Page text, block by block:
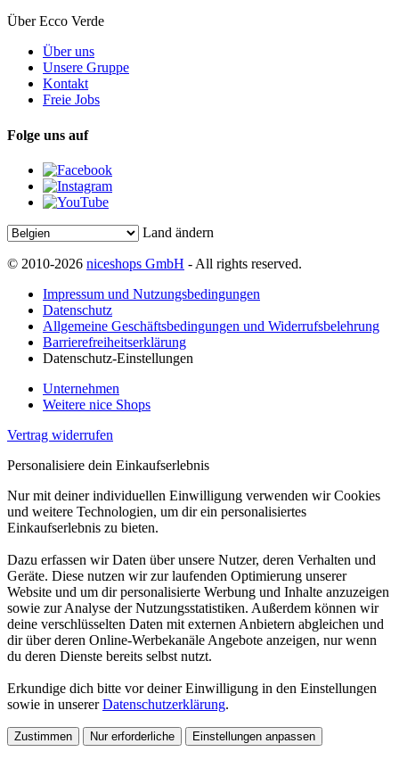
Über Ecco Verde
Über uns
Unsere Gruppe
Kontakt
Freie Jobs
Folge uns auf
Land ändern
© 2010-2026 niceshops GmbH - All rights reserved.
Impressum und Nutzungsbedingungen
Datenschutz
Allgemeine Geschäftsbedingungen und Widerrufsbelehrung
Barrierefreiheitserklärung
Datenschutz-Einstellungen
Unternehmen
Weitere nice Shops
Vertrag widerrufen
Personalisiere dein Einkaufserlebnis
Nur mit deiner individuellen Einwilligung verwenden wir Cookies
und weitere Technologien, um dir ein personalisiertes
Einkaufserlebnis zu bieten.
Dazu erfassen wir Daten über unsere Nutzer, deren Verhalten und
Geräte. Diese nutzen wir zur laufenden Optimierung unserer
Website und um dir personalisierte Werbung und Inhalte anzuzeigen
sowie zur Analyse der Nutzungsstatistiken. Außerdem können wir
deine verschlüsselten Daten mit externen Anbietern abgleichen und
dir über deren Online-Werbekanäle Angebote anzeigen, nur wenn
du deren Dienste bereits selbst nutzt.
Erkundige dich bitte vor deiner Einwilligung in den Einstellungen
sowie in unsererDatenschutzerklärung.
Zustimmen Nur erforderliche Einstellungen anpassen